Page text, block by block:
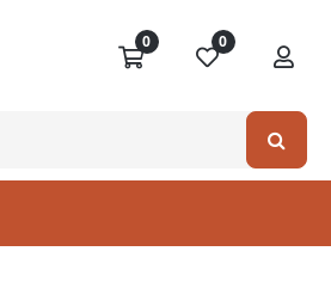
0 0